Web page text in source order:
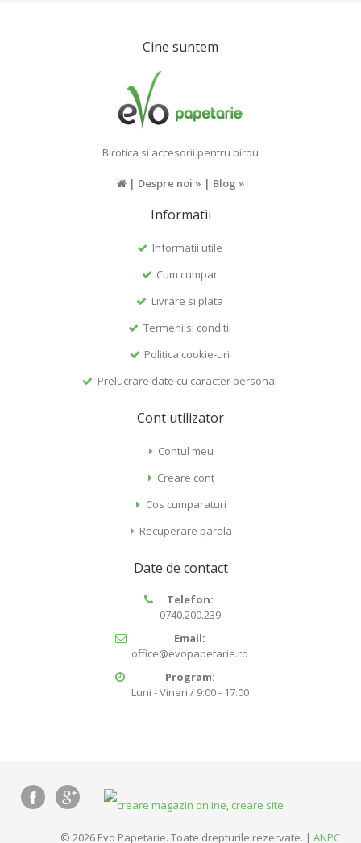
Cine suntem
Birotica si accesorii pentru birou
| Despre noi » | Blog »
Informatii
Informatii utile
Cum cumpar
Livrare si plata
Termeni si conditii
Politica cookie-uri
Prelucrare date cu caracter personal
Cont utilizator
Contul meu
Creare cont
Cos cumparaturi
Recuperare parola
Date de contact
Telefon:
0740.200.239
Email:
office@evopapetarie.ro
Program:
Luni - Vineri / 9:00 - 17:00
© 2026 Evo Papetarie. Toate drepturile rezervate. | ANPC